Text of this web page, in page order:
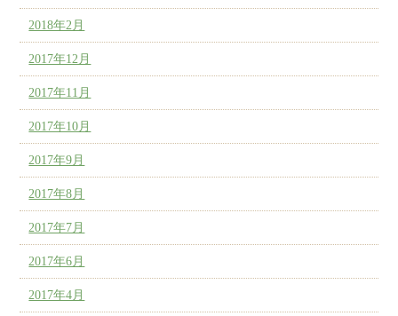
2018年2月
2017年12月
2017年11月
2017年10月
2017年9月
2017年8月
2017年7月
2017年6月
2017年4月